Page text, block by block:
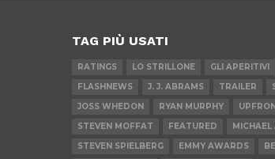
TAG PIÙ USATI
RATINGS LO STRILLONE GLI APERITIVI
FLASHNEWS
J. J. ABRAMS TRAILER
JOSS WHEDON
RYAN MURPHY
STEVEN MOFFAT
FEATURED
MICHAEL
STEVEN SPIELBERG
EMMY AWARDS